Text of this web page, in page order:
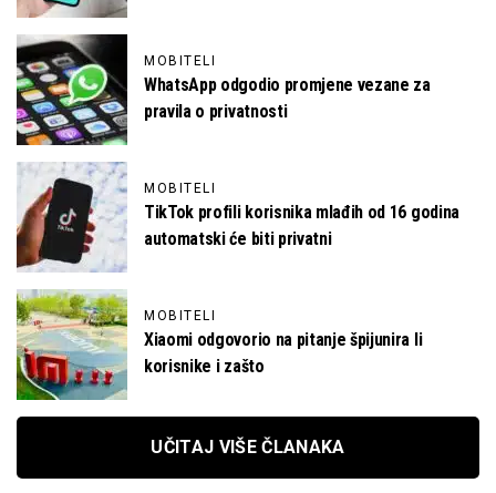
MOBITELI
WhatsApp odgodio promjene vezane za
pravila o privatnosti
MOBITELI
TikTok profili korisnika mlađih od 16 godina
automatski će biti privatni
MOBITELI
Xiaomi odgovorio na pitanje špijunira li
korisnike i zašto
UČITAJ VIŠE ČLANAKA